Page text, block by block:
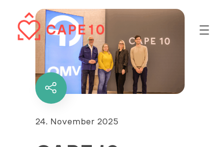
Inhalt
springen
Diesen
Inhalt
Veröffentlicht
24. November 2025